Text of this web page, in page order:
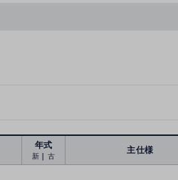
年式
新｜古
主仕様